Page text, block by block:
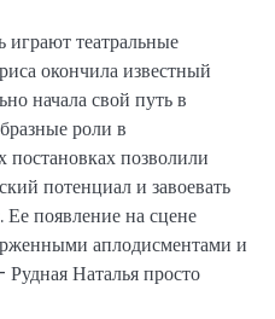
театральные
окончила известный
начала свой путь в
роли в
позволили
потенциал и завоевать
Ее появление на сцене
аплодисментами и
Наталья просто